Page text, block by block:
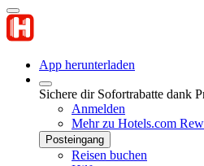
App herunterladen
Sichere dir Sofortrabatte dank
Anmelden
Mehr zu Hotels.com
Posteingang
Reisen buchen